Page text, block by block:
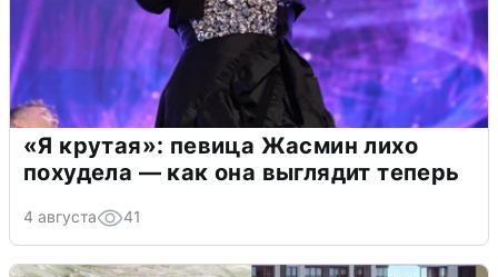
«Я крутая»: певица Жасмин лихо
похудела — как она выглядит теперь
4 августа 41